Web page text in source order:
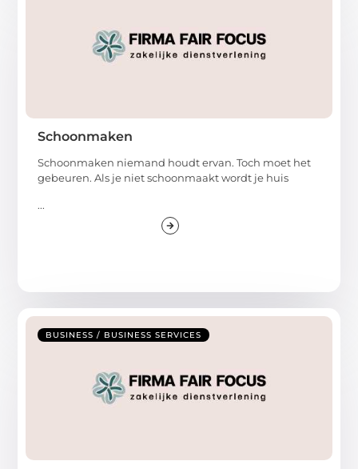
Schoonmaken
Schoonmaken niemand houdt ervan. Toch moet het
gebeuren. Als je niet schoonmaakt wordt je huis
...
BUSINESS / BUSINESS SERVICES